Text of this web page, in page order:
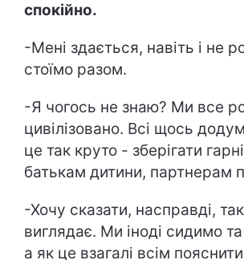
спокійно.
-Мені здається, навіть і не
стоїмо разом.
-Я чогось не знаю? Ми все
цивілізовано. Всі щось
це так круто - зберігати
батькам дитини, партнерам
-Хочу сказати, насправді,
виглядає. Ми іноді сидимо
а як це взагалі всім